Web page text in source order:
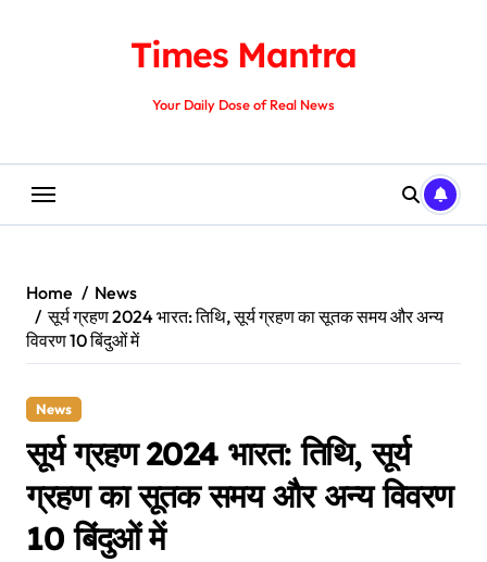
Times Mantra
Your Daily Dose of Real News
Home
News
सूर्य ग्रहण 2024 भारत: तिथि, सूर्य ग्रहण का सूतक समय और अन्य
विवरण 10 बिंदुओं में
News
सूर्य ग्रहण 2024 भारत: तिथि, सूर्य
ग्रहण का सूतक समय और अन्य विवरण
10 बिंदुओं में